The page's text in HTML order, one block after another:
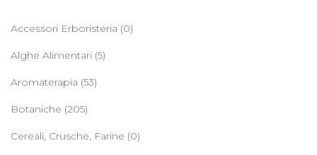
Accessori Erboristeria (0)
Alghe Alimentari (5)
Aromaterapia (53)
Botaniche (205)
Cereali, Crusche, Farine (0)